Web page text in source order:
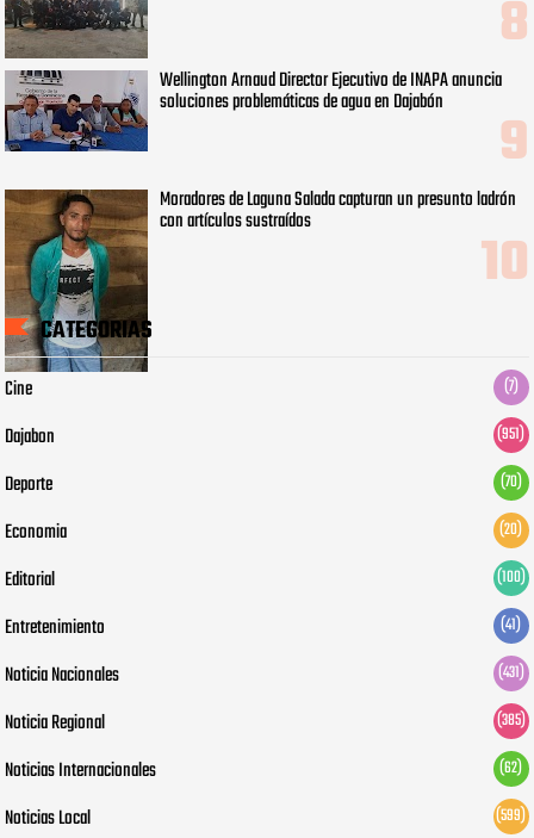
Wellington Arnaud Director Ejecutivo de INAPA anuncia
soluciones problemáticas de agua en Dajabón
Moradores de Laguna Salada capturan un presunto ladrón
con artículos sustraídos
CATEGORIAS
Cine (7)
Dajabon (951)
Deporte (70)
Economia (20)
Editorial (100)
Entretenimiento (41)
Noticia Nacionales (431)
Noticia Regional (385)
Noticias Internacionales (62)
Noticias Local (599)